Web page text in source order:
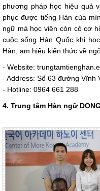
phương pháp học hiệu quả
phục được tiếng Hàn của
ngữ mà học viên còn có cơ
cuộc sống Hàn Quốc khi
Hàn, am hiểu kiến thức về
- Website:
- Address: Số 63 đường Vĩnh
- Hotline: 0964 661 288
4. Trung tâm Hàn ngữ